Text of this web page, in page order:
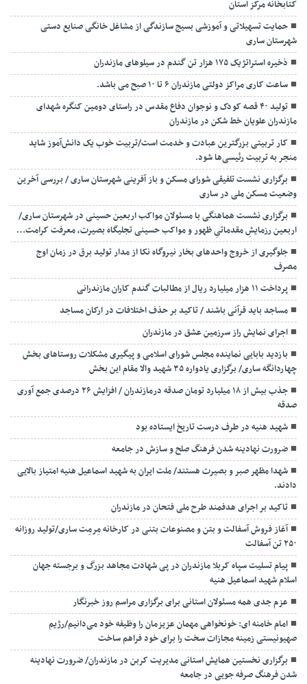
کتابخانه مرکز استان
حمایت تسهیلاتی و آموزشی بسیج سازندگی از مشاغل خانگی صنایع دستی
شهرستان ساری
ذخیره استراتژیک ۱۷۵ هزار تن گندم در سیلوهای مازندران
ساعت کاری مراکز دولتی مازندران ۶ تا ۱۰ صبح می باشد.
تولید ۴۰ قصه کودک و نوجوان دفاع مقدس در راستای دومین کنگره شهدای
مازندران علویان خط شکن در مازندران
کار تربیتی بزرگترین عبادت و خدمت است/تربیت خوب یک دانش‌آموز شاید
منجر به تربیت رئیسی‌ها شود.
برگزاری ‌نشست تلفیقی شورای مسکن و باز آفرینی شهرستان ساری / بررسی آخرین
وضعیت مسکن ملی در ساری
برگزاری نشست هماهنگی با مسئولان مواکب اربعین حسینی در شهرستان ساری/
اربعین رزمایشِ مقدماتیِ ظهور و مواکب حسینی تجلیگاه بصیرت، معرفت کرامت…
جلوگیری از خروج واحدهای بخار نیروگاه نکا از مدار تولید برق در زمان اوج
مصرف
پرداخت ۱۱ هزار میلیارد ریال از مطالبات گندم کاران مازندرانی
مساجد باید قرآنی باشند / تاکید بر حذف اختلافات در ارکان مساجد
اجرای نمایش راز سرزمین عشق در مازندران
بازدید بابایی نماینده مجلس شورای اسلامی و پیگیری مشکلات روستاهای بخش
چهاردانگه ساری/ برگزاری یادواره ۳۵ شهید والا مقام این بخش
جذب بیش از ۱۸ میلیارد تومان صدقه درمازندران / افزایش ۲۶ درصدی جمع آوری
صدقه
شهید هنیه در طرف درست تاریخ ایستاده بود
ضرورت نهادینه شدن فرهنگ صلح و سازش در جامعه
شهدا مظهر صبر و بصیرت هستند/ ملت ایران به شهید اسماعیل هنیه امتیاز بالایی
دادند.
تاکید بر اجرای هدفمند طرح ملی فتحان در مازندران
آغاز فروش آسفالت و بتن و مصنوعات بتنی در کارخانه مِرمِت ساری/تولید روزانه
۲۵۰ تن آسفالت
پیام تسلیت سپاه کربلا مازندران در پی شهادت مجاهد بزرگ و برجسته جهان
اسلام شهید اسماعیل هنیه
عزم جدی همه مسئولان استانی برای برگزاری مراسم روز خبرنگار
امام خامنه ای: خونخواهی مهمان عزیزمان را وظیفه خود می‌دانیم/رژیم
صهیونیستی زمینه مجازات سخت را برای خود فراهم ساخت
برگزاری نخستین همایش استانی مدیریت کربن در مازندران/ ضرورت نهادینه
شدن فرهنگ صرفه جویی در جامعه